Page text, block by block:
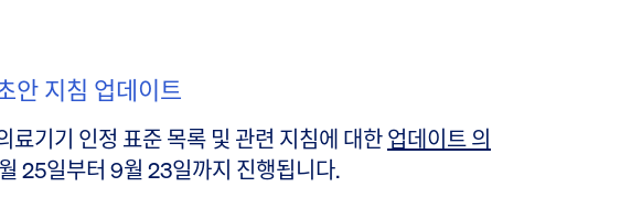
안 지침 업데이트
료기기 인정 표준 목록 및 관련 지침에 대한업데이트 의
25일부터 9월 23일까지 진행됩니다.